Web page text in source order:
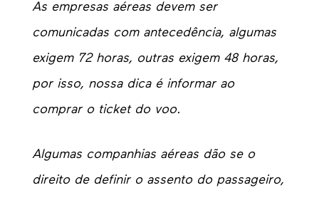
As empresas aéreas devem ser
comunicadas com antecedência, algumas
exigem 72 horas, outras exigem 48 horas,
por isso, nossa dica é informar ao
comprar o ticket do voo.
Algumas companhias aéreas dão se o
direito de definir o assento do passageiro,